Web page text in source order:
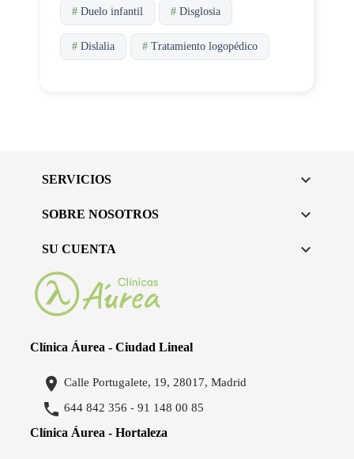
# Duelo infantil # Disglosia
# Dislalia # Tratamiento logopédico
SERVICIOS 
SOBRE NOSOTROS 
SU CUENTA 
Clínica Áurea - Ciudad Lineal
 Calle Portugalete, 19, 28017, Madrid
 644 842 356 -91 148 00 85
Clínica Áurea - Hortaleza